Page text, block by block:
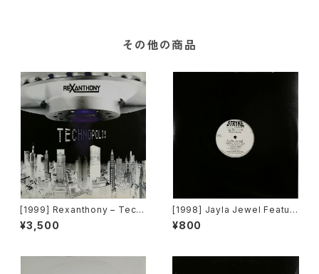
その他の商品
[1999] Rexanthony – Tech
nopolis [Franton]
¥3,500
[1998] Jayla Jewel Featuri
ng Grand Puba – I Like Wh
at U Do To Me (Remix) [Str
¥800